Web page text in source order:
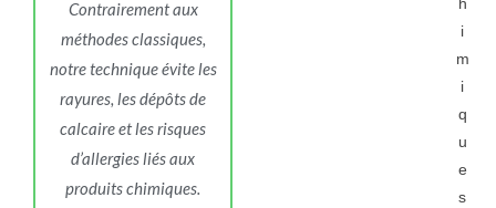
Contrairement aux
méthodes classiques,
notre technique évite les
rayures, les dépôts de
calcaire et les risques
d’allergies liés aux
produits chimiques.
h
i
m
i
q
u
e
s